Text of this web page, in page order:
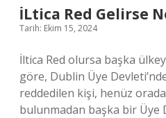
İLtica Red Gelirse
Tarih: Ekim 15, 2024
İltica Red olursa başka
göre, Dublin Üye
reddedilen kişi, henüz
bulunmadan başka bir Üye